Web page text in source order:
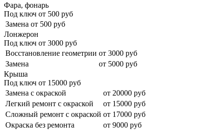
Фара, фонарь
Под ключ от 500 руб
Замена от 500 руб
Лонжерон
Под ключ от 3000 руб
Восстановление геометрии от 3000 руб
Замена
от 5000 руб
Крыша
Под ключ от 15000 руб
Замена с окраской
от 20000 руб
Легкий ремонт с окраской
от 15000 руб
Сложный ремонт с окраской от 17000 руб
Окраска без ремонта
от 9000 руб